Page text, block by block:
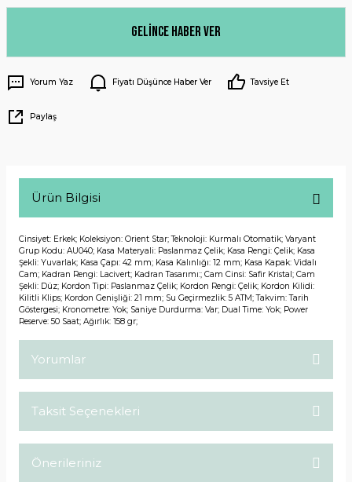
Gelince Haber Ver
Yorum Yaz Fiyatı Düşünce Haber Ver Tavsiye Et
Paylaş
Ürün Bilgisi
Cinsiyet: Erkek; Koleksiyon: Orient Star; Teknoloji: Kurmalı Otomatik; Varyant
Grup Kodu: AU040; Kasa Materyali: Paslanmaz Çelik; Kasa Rengi: Çelik; Kasa
Şekli: Yuvarlak; Kasa Çapı: 42 mm; Kasa Kalınlığı: 12 mm; Kasa Kapak: Vidalı
Cam; Kadran Rengi: Lacivert; Kadran Tasarımı:; Cam Cinsi: Safir Kristal; Cam
Şekli: Düz; Kordon Tipi: Paslanmaz Çelik; Kordon Rengi: Çelik; Kordon Kilidi:
Kilitli Klips; Kordon Genişliği: 21 mm; Su Geçirmezlik: 5 ATM; Takvim: Tarih
Göstergesi; Kronometre: Yok; Saniye Durdurma: Var; Dual Time: Yok; Power
Reserve: 50 Saat; Ağırlık: 158 gr;
Yorumlar
Taksit Seçenekleri
Önerileriniz